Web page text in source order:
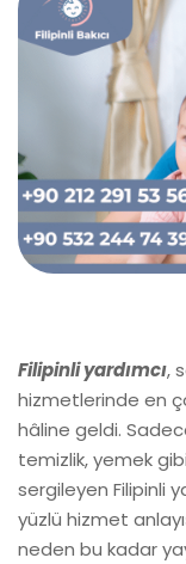
Filipinli yardımcı,
hizmetlerinde en
hâline geldi.
temizlik, yemek
sergileyen Filipinli
yüzlü hizmet
neden bu kadar